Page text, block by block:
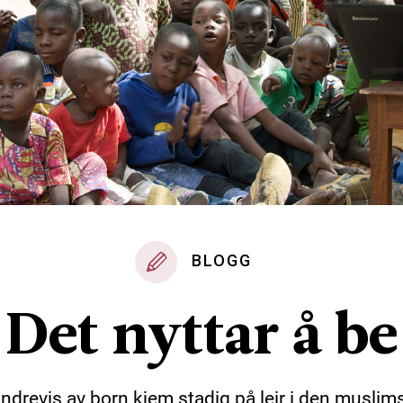
BLOGG
Det nyttar å be
av born kjem stadig på leir i den